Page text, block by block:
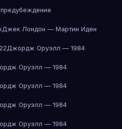
Джек Лондон — Мартин Иден
Джордж Оруэлл — 1984
Оруэлл — 1984
Оруэлл — 1984
Оруэлл — 1984
Оруэлл — 1984